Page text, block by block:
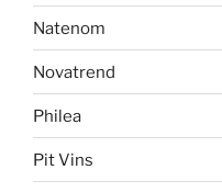
Natenom
Novatrend
Philea
Pit Vins